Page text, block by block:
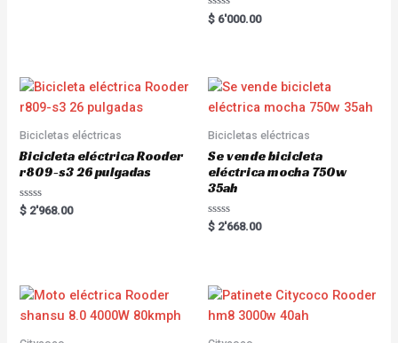
R
a
o
u
t
o
5
$ 6'000.00
Bicicletas eléctricas
Bicicleta eléctrica Rooder
r809-s3 26 pulgadas
R
a
u
t
f
$ 2'968.00
Bicicletas eléctricas
Se vende bicicleta
eléctrica mocha 750w
35ah
R
a
o
u
t
o
$ 2'668.00